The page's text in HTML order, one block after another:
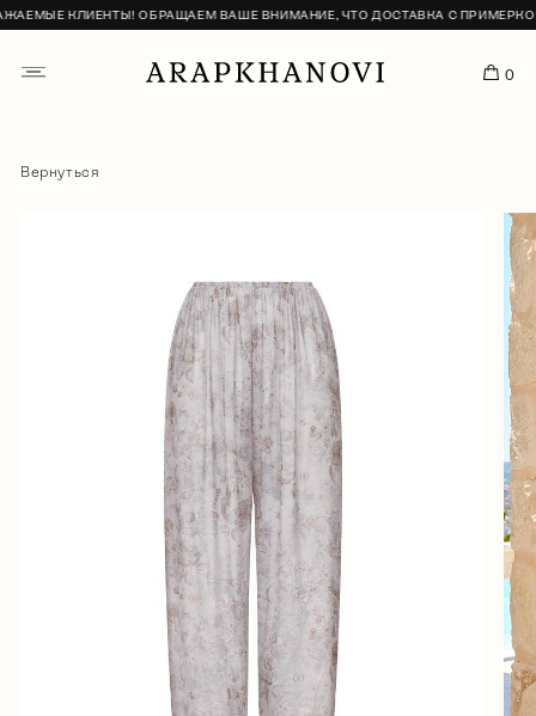
КЛИЕНТЫ! ОБРАЩАЕМ ВАШЕ ВНИМАНИЕ, ЧТО ДОСТАВКА С ПРИМЕРКОЙ
0
Вернуться